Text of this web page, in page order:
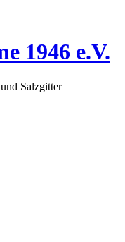
1946 e.V.
Salzgitter